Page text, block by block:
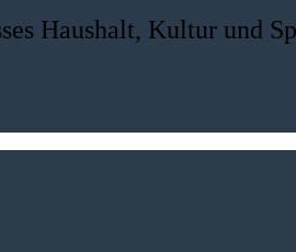
Haushalt, Kultur und